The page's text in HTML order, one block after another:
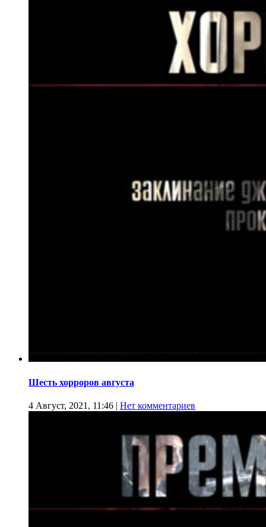
Шесть хорроров августа
4 Август, 2021, 11:46 | Нет комментариев